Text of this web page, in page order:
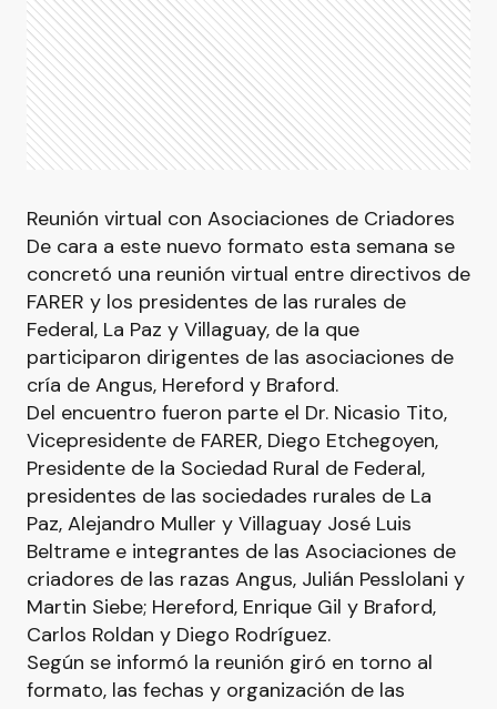
Reunión virtual con Asociaciones de Criadores
De cara a este nuevo formato esta semana se
concretó una reunión virtual entre directivos de
FARER y los presidentes de las rurales de
Federal, La Paz y Villaguay, de la que
participaron dirigentes de las asociaciones de
cría de Angus, Hereford y Braford.
Del encuentro fueron parte el Dr. Nicasio Tito,
Vicepresidente de FARER, Diego Etchegoyen,
Presidente de la Sociedad Rural de Federal,
presidentes de las sociedades rurales de La
Paz, Alejandro Muller y Villaguay José Luis
Beltrame e integrantes de las Asociaciones de
criadores de las razas Angus, Julián Pesslolani y
Martin Siebe; Hereford, Enrique Gil y Braford,
Carlos Roldan y Diego Rodríguez.
Según se informó la reunión giró en torno al
formato, las fechas y organización de las